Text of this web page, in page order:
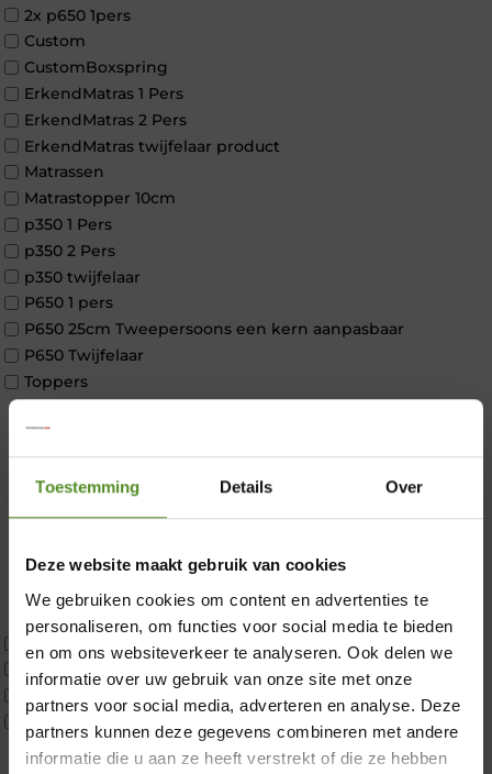
Toestemming Details Over
Deze website maakt gebruik van cookies
We gebruiken cookies om content en advertenties te
personaliseren, om functies voor social media te bieden
en om ons websiteverkeer te analyseren. Ook delen we
informatie over uw gebruik van onze site met onze
partners voor social media, adverteren en analyse. Deze
partners kunnen deze gegevens combineren met andere
informatie die u aan ze heeft verstrekt of die ze hebben
2x p650 1pers
Custom
CustomBoxspring
ErkendMatras 1 Pers
ErkendMatras 2 Pers
ErkendMatras twijfelaar product
Matrassen
Matrastopper 10cm
p350 1 Pers
p350 2 Pers
p350 twijfelaar
P650 1 pers
P650 25cm Tweepersoons een kern aanpasbaar
P650 Twijfelaar
Toppers
2 personen
2 personen split
Koudschuim
Latex
Traagschuim
Tweepersoons 1 kern
Tweepersoons 1 kern product
Tweepersoons 2 kernen
Webshop Only Collectie
×